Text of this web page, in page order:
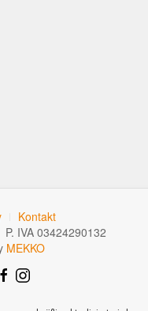
Kontakt
IVA 03424290132
MEKKO